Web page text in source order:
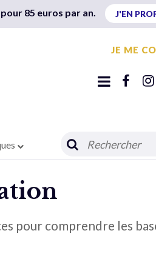
85 euros par an. J'EN
JE ME
pour comprendre les